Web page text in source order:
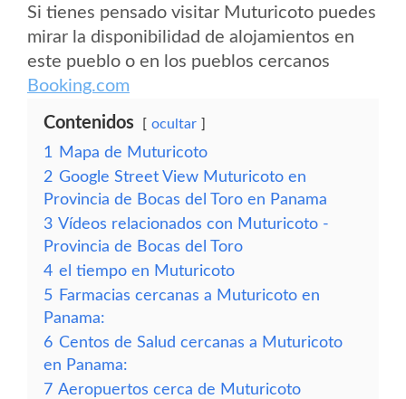
Si tienes pensado visitar Muturicoto puedes
mirar la disponibilidad de alojamientos en
este pueblo o en los pueblos cercanos
Booking.com
Contenidos ocultar
1
Mapa de Muturicoto
2 Google Street View Muturicoto en
Provincia de Bocas del Toro en Panama
3 Vídeos relacionados con Muturicoto -
Provincia de Bocas del Toro
4 el tiempo en Muturicoto
5 Farmacias cercanas a Muturicoto en
Panama:
6 Centos de Salud cercanas a Muturicoto
en Panama:
7 Aeropuertos cerca de Muturicoto